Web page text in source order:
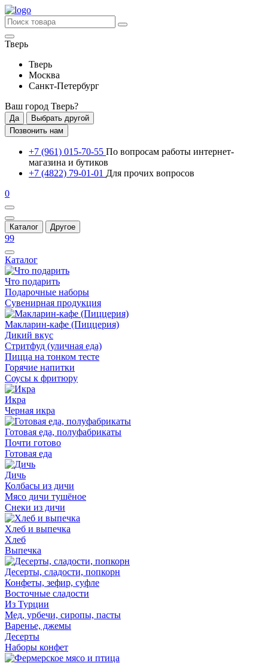
Тверь
Тверь
Москва
Санкт-Петербург
Ваш город Тверь?
Да
Выбрать другой
Позвонить нам
+7 (961) 015-70-55 По вопросам работы интернет-
магазина и бутиков
+7 (4822) 79-01-01 Для прочих вопросов
0
Каталог Другое
99
Каталог
Что подарить
Подарочные наборы
Сувенирная продукция
Макларин-кафе (Пиццерия)
Дикий вкус
Стритфуд (уличная еда)
Пицца на тонком тесте
Горячие напитки
Соусы к фритюру
Икра
Черная икра
Готовая еда, полуфабрикаты
Почти готово
Готовая еда
Дичь
Колбасы из дичи
Мясо дичи тушёное
Снеки из дичи
Хлеб и выпечка
Хлеб
Выпечка
Десерты, сладости, попкорн
Конфеты, зефир, суфле
Восточные сладости
Из Турции
Мед, урбечи, сиропы, пасты
Варенье, джемы
Десерты
Наборы конфет